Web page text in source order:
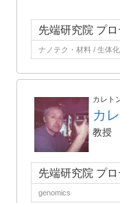
先端研究院 プ
ナノテク・材料 / 生体
カレト
カ
教授
先端研究院 プ
genomics